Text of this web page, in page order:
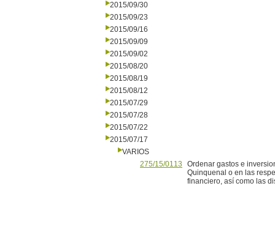
2015/09/30
2015/09/23
2015/09/16
2015/09/09
2015/09/02
2015/08/20
2015/08/19
2015/08/12
2015/07/29
2015/07/28
2015/07/22
2015/07/17
VARIOS
275/15/0113
Ordenar gastos e
Quinquenal o en las
financiero, así como las